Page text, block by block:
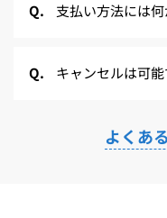
支払い方法には
キャンセルは可
よくあ